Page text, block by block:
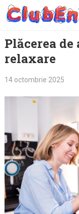
Skip
Plăcerea de
relaxare
14 octombrie 2025